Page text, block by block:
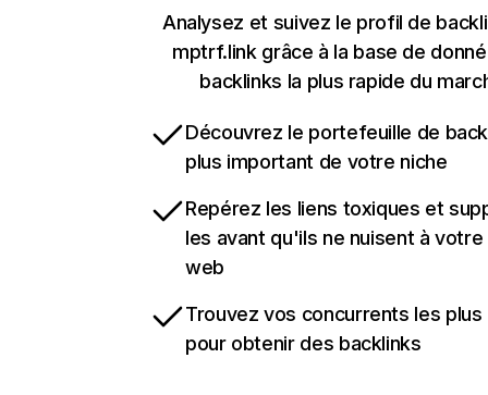
Analysez et suivez le profil de
mptrf.link grâce à la base de
backlinks la plus rapide du
Découvrez le portefeuille de
plus important de votre niche
Repérez les liens toxiques et
les avant qu'ils ne nuisent à
web
Trouvez vos concurrents les
pour obtenir des backlinks